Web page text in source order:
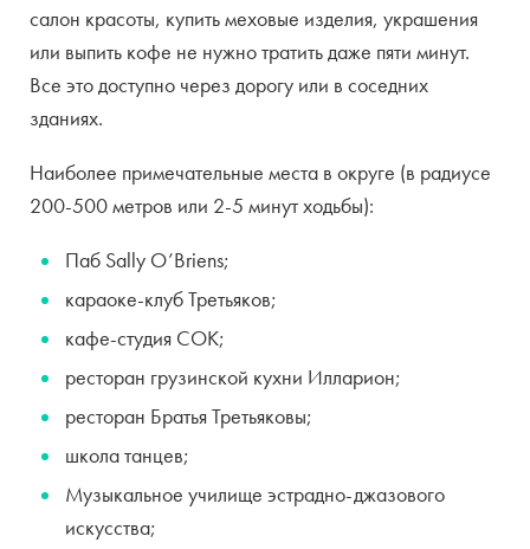
салон красоты, купить меховые изделия, украшения
или выпить кофе не нужно тратить даже пяти минут.
Все это доступно через дорогу или в соседних
зданиях.
Наиболее примечательные места в округе (в радиусе
200-500 метров или 2-5 минут ходьбы):
Паб Sally O’Briens;
караоке-клуб Третьяков;
кафе-студия СОК;
ресторан грузинской кухни Илларион;
ресторан Братья Третьяковы;
школа танцев;
Музыкальное училище эстрадно-джазового
искусства;